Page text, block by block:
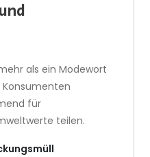
als ein Modewort
Konsumenten
für
teilen.